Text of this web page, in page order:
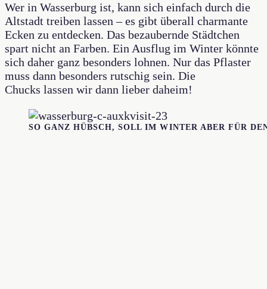
Wer in Wasserburg ist, kann sich einfach durch die
Altstadt treiben lassen – es gibt überall charmante
Ecken zu entdecken. Das bezaubernde Städtchen
spart nicht an Farben. Ein Ausflug im Winter könnte
sich daher ganz besonders lohnen. Nur das Pflaster
muss dann besonders rutschig sein. Die
Chucks lassen wir dann lieber daheim!
SO GANZ HÜBSCH, SOLL IM WINTER ABER FÜR